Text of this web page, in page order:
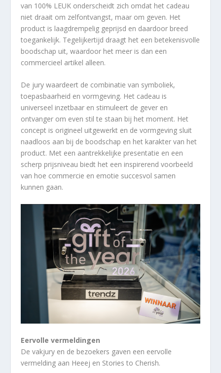
van 100% LEUK onderscheidt zich omdat het cadeau
niet draait om zelfontvangst, maar om geven. Het
product is laagdrempelig geprijsd en daardoor breed
toegankelijk. Tegelijkertijd draagt het een betekenisvolle
boodschap uit, waardoor het meer is dan een
commercieel artikel alleen.
De jury waardeert de combinatie van symboliek,
toepasbaarheid en vormgeving. Het cadeau is
universeel inzetbaar en stimuleert de gever en
ontvanger om even stil te staan bij het moment. Het
concept is origineel uitgewerkt en de vormgeving sluit
naadloos aan bij de boodschap en het karakter van het
product. Met een aantrekkelijke presentatie en een
scherp prijsniveau biedt het een inspirerend voorbeeld
van hoe commercie en emotie succesvol samen
kunnen gaan.
Eervolle vermeldingen
De vakjury en de bezoekers gaven een eervolle
vermelding aan Heeej en Stories to Cherish.